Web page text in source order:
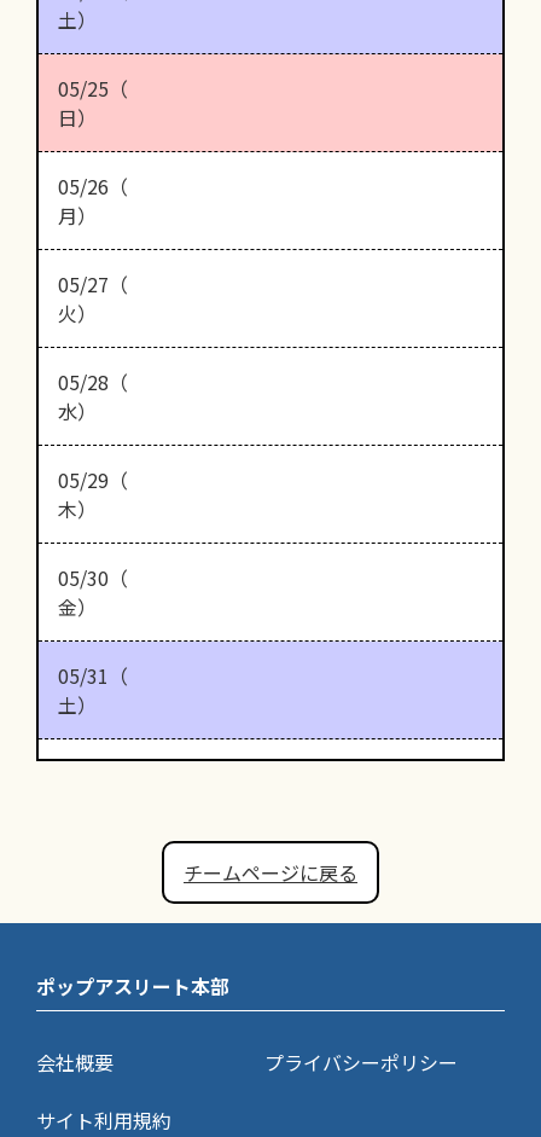
土）
05/25（
日）
05/26（
月）
05/27（
火）
05/28（
水）
05/29（
木）
05/30（
金）
05/31（
土）
チームページに戻る
ポップアスリート本部
会社概要
プライバシーポリシー
サイト利用規約